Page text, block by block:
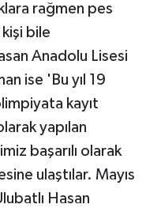
rağmen pes
bile
Anadolu Lisesi
ise 'Bu yıl 19
kayıt
yapılan
başarılı olarak
ulaştılar. Mayıs
Hasan